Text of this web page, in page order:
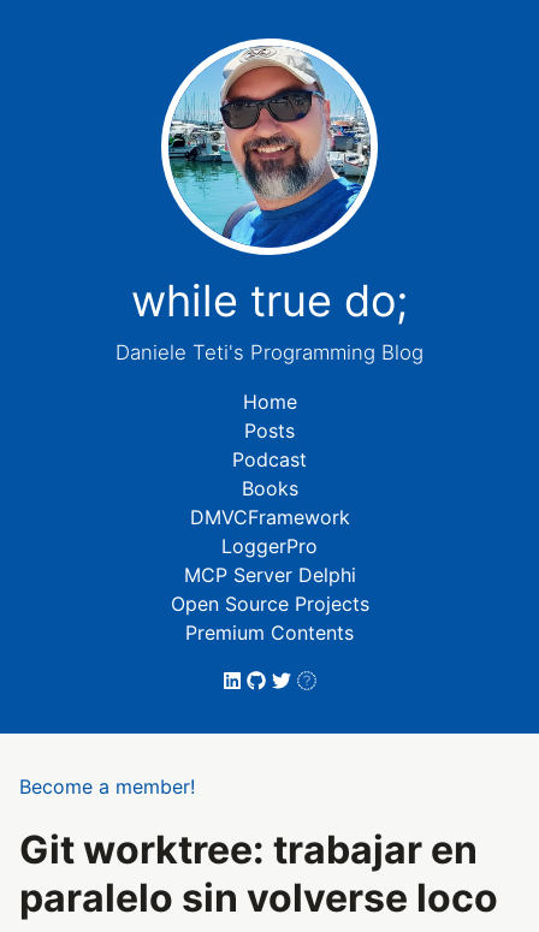
while true do;
Daniele Teti's Programming Blog
Home
Posts
Podcast
Books
DMVCFramework
LoggerPro
MCP Server Delphi
Open Source Projects
Premium Contents
Become a member!
Git worktree: trabajar en
paralelo sin volverse loco